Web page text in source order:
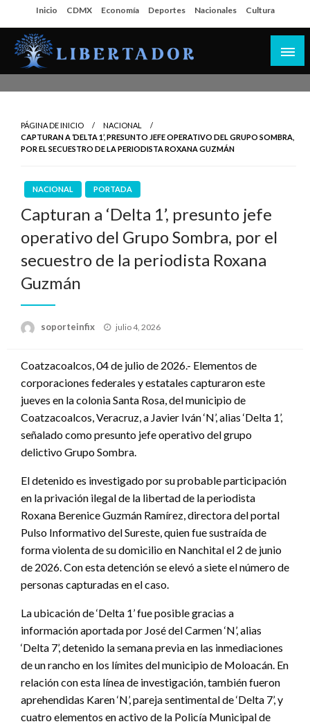
al
contenido
Inicio CDMX Economía Deportes Nacionales Cultura
PÁGINA DE INICIO
NACIONAL
CAPTURAN A ‘DELTA 1’, PRESUNTO JEFE OPERATIVO DEL GRUPO SOMBRA,
POR EL SECUESTRO DE LA PERIODISTA ROXANA GUZMÁN
NACIONAL PORTADA
Capturan a ‘Delta 1’, presunto jefe
operativo del Grupo Sombra, por el
secuestro de la periodista Roxana
Guzmán
soporteinfix
Publicado
julio 4, 2026
Coatzacoalcos, 04 de julio de 2026.- Elementos de
corporaciones federales y estatales capturaron este
jueves en la colonia Santa Rosa, del municipio de
Coatzacoalcos, Veracruz, a Javier Iván ‘N’, alias ‘Delta 1’,
señalado como presunto jefe operativo del grupo
delictivo Grupo Sombra.
El detenido es investigado por su probable participación
en la privación ilegal de la libertad de la periodista
Roxana Berenice Guzmán Ramírez, directora del portal
Pulso Informativo del Sureste, quien fue sustraída de
forma violenta de su domicilio en Nanchital el 2 de junio
de 2026. Con esta detención se elevó a siete el número de
personas capturadas en el caso.
La ubicación de ‘Delta 1’ fue posible gracias a
información aportada por José del Carmen ‘N’, alias
‘Delta 7’, detenido la semana previa en las inmediaciones
de un rancho en los límites del municipio de Moloacán. En
relación con esta línea de investigación, también fueron
aprehendidas Karen ‘N’, pareja sentimental de ‘Delta 7’, y
cuatro elementos en activo de la Policía Municipal de